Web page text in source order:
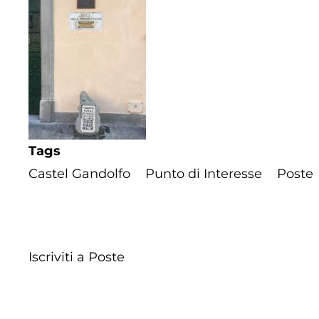
Tags
Castel Gandolfo
Punto di Interesse Poste
Iscriviti a Poste